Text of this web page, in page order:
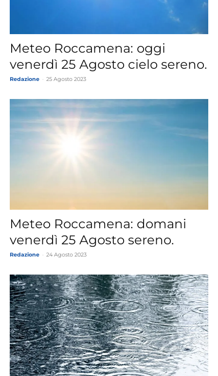
Meteo Roccamena: oggi
venerdì 25 Agosto cielo sereno.
Redazione 25 Agosto 2023
Meteo Roccamena: domani
venerdì 25 Agosto sereno.
Redazione 24 Agosto 2023